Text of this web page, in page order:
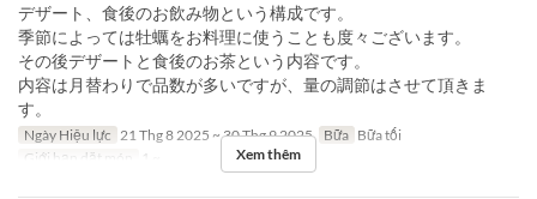
デザート、食後のお飲み物という構成です。
季節によっては牡蠣をお料理に使うことも度々ございます。
その後デザートと食後のお茶という内容です。
内容は月替わりで品数が多いですが、量の調節はさせて頂きま
す。
Ngày Hiệu lực 21 Thg 8 2025 ~ 30 Thg 9 2025 Bữa Bữa tối
Giới hạn dặt món
1 ~ Xem thêm